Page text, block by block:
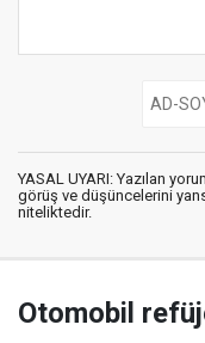
YASAL UYARI: Yazılan
görüş ve düşüncelerini
niteliktedir.
Otomobil